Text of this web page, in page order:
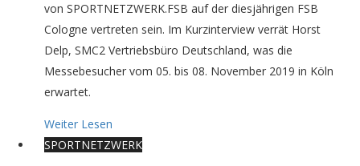
von SPORTNETZWERK.FSB auf der diesjährigen FSB
Cologne vertreten sein. Im Kurzinterview verrät Horst
Delp, SMC2 Vertriebsbüro Deutschland, was die
Messebesucher vom 05. bis 08. November 2019 in Köln
erwartet.
Weiter Lesen
SPORTNETZWERK